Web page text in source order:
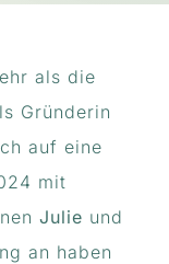
als die
Gründerin
auf eine
mit
Julie und
an haben